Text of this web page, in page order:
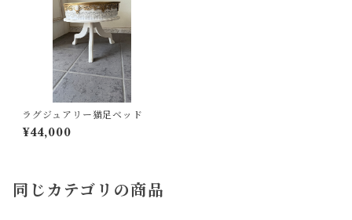
ラグジュアリー猫足ベッド
¥44,000
同じカテゴリの商品